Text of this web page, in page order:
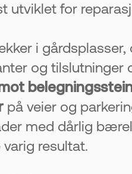
utviklet for
i
og tilslutninger
på veier og
med dårlig
resultat.